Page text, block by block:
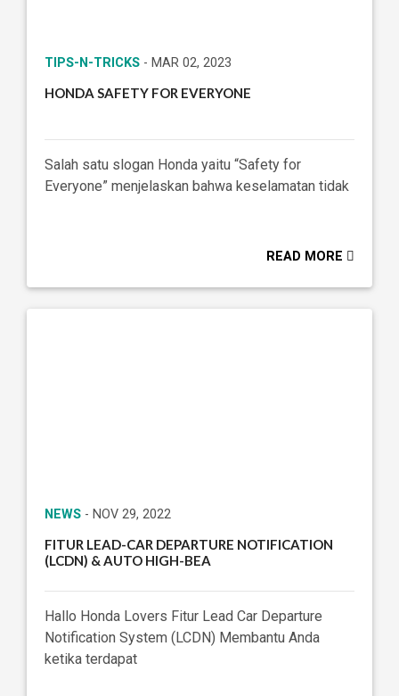
TIPS-N-TRICKS - MAR 02, 2023
HONDA SAFETY FOR EVERYONE
Salah satu slogan Honda yaitu “Safety for
Everyone” menjelaskan bahwa keselamatan tidak
READ MORE
NEWS - NOV 29, 2022
FITUR LEAD-CAR DEPARTURE NOTIFICATION
(LCDN) & AUTO HIGH-BEA
Hallo Honda Lovers Fitur Lead Car Departure
Notification System (LCDN) Membantu Anda
ketika terdapat